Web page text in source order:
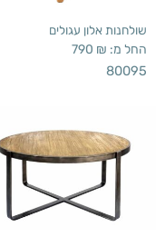
שולחנות אלון עגולים
החל מ: 790 ₪
80095